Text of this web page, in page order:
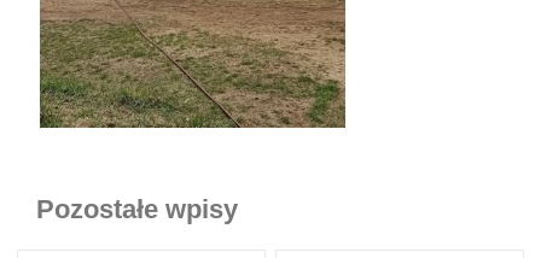
Pozostałe wpisy